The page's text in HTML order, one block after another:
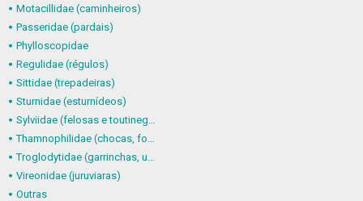
Motacillidae (caminheiros)
Passeridae (pardais)
Phylloscopidae
Regulidae (régulos)
Sittidae (trepadeiras)
Sturnidae (esturnídeos)
Sylviidae (felosas e toutinegras)
Thamnophilidae (chocas, formigueiros, chororós e afins)
Troglodytidae (garrinchas, uirapurus e afins)
Vireonidae (juruviaras)
Outras